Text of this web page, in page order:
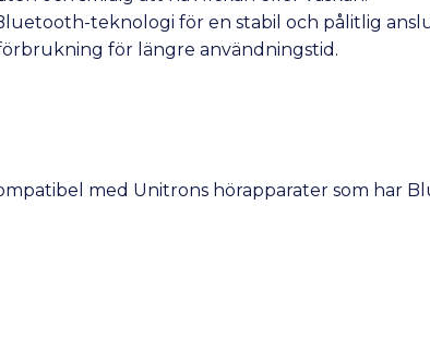
teknologi för en stabil och pålitlig
för längre användningstid.
med Unitrons hörapparater som har